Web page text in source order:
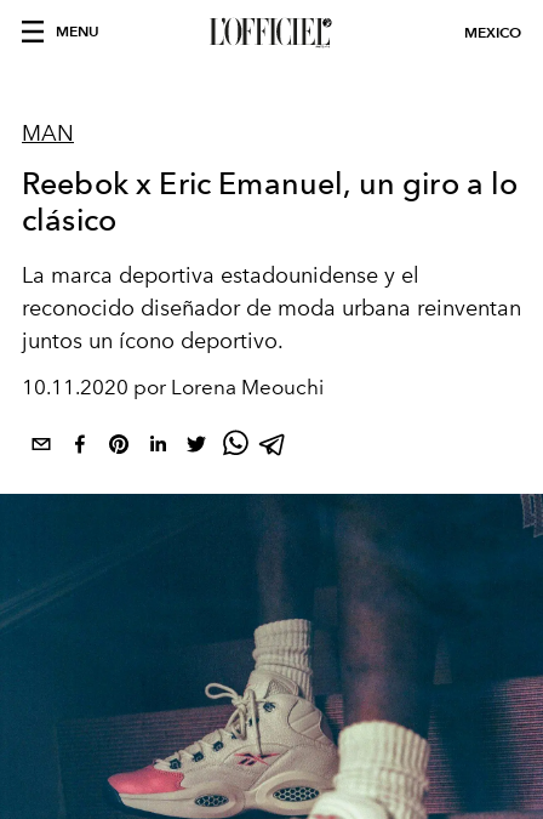
MENU MEXICO
MAN
Reebok x Eric Emanuel, un giro a lo
clásico
La marca deportiva estadounidense y el
reconocido diseñador de moda urbana reinventan
juntos un ícono deportivo.
10.11.2020 por Lorena Meouchi